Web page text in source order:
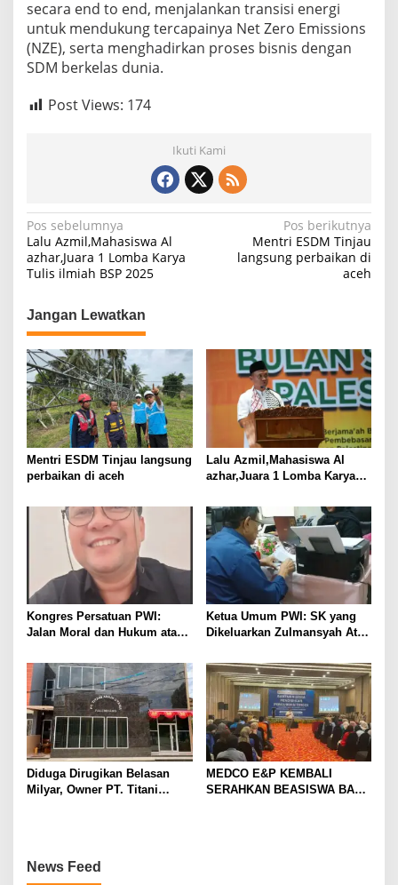
secara end to end, menjalankan transisi energi
untuk mendukung tercapainya Net Zero Emissions
(NZE), serta menghadirkan proses bisnis dengan
SDM berkelas dunia.
Post Views: 174
Ikuti Kami
N
a
v
i
g
a
s
i
p
o
s
Pos sebelumnya
Lalu Azmil,Mahasiswa Al
azhar,Juara 1 Lomba Karya
Tulis ilmiah BSP 2025
Pos berikutnya
Mentri ESDM Tinjau
langsung perbaikan di
aceh
Jangan Lewatkan
Mentri ESDM Tinjau langsung
perbaikan di aceh
Lalu Azmil,Mahasiswa Al
azhar,Juara 1 Lomba Karya
Kongres Persatuan PWI:
Jalan Moral dan Hukum atau
Ketua Umum PWI: SK yang
Dikeluarkan Zulmansyah Atas
Diduga Dirugikan Belasan
Milyar, Owner PT. Titani
MEDCO E&P KEMBALI
SERAHKAN BEASISWA BAGI
News Feed